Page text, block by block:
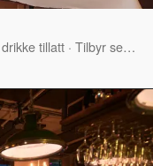
tillatt · Tilbyr servering